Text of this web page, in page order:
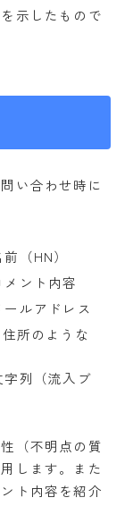
示したもので
い合わせ時に
（HN）
ント内容
ルアドレス
所のような
字列（流入ブ
（不明点の質
します。また
ト内容を紹介